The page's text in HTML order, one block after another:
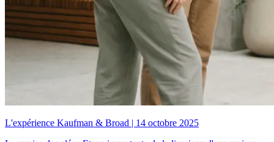
L'expérience Kaufman & Broad | 14 octobre 2025